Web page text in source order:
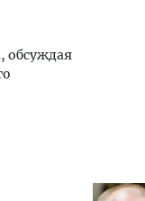
обсуждая